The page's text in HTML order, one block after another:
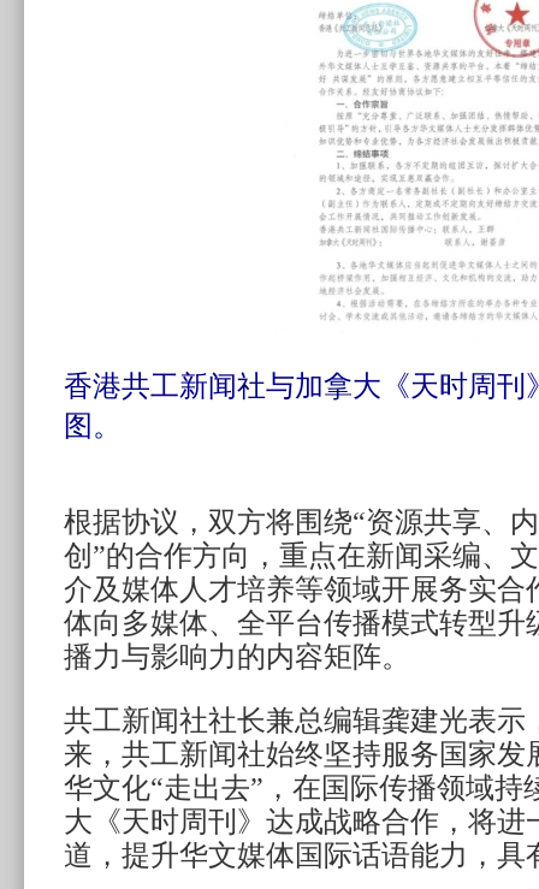
香港共工新闻社与加拿大《天时周刊
图。
根据协议，双方将围绕“资源共享、
创”的合作方向，重点在新闻采编、
介及媒体人才培养等领域开展务实合
体向多媒体、全平台传播模式转型升
播力与影响力的内容矩阵。
共工新闻社社长兼总编辑龚建光表示
来，共工新闻社始终坚持服务国家发
华文化“走出去”，在国际传播领域持
大《天时周刊》达成战略合作，将进
道，提升华文媒体国际话语能力，具